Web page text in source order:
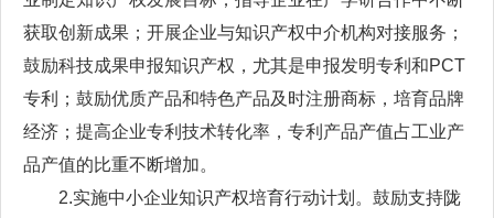
获取创新成果；开展企业与知识产权中介机构对接服务；
鼓励科技成果申报知识产权，尤其是申报发明专利和PCT
专利；鼓励优质产品和特色产品及时注册商标，培育品牌
经济；提高企业专利技术转化率，专利产品产值占工业产
品产值的比重不断增加。
2.实施中小企业知识产权培育行动计划。鼓励支持陇